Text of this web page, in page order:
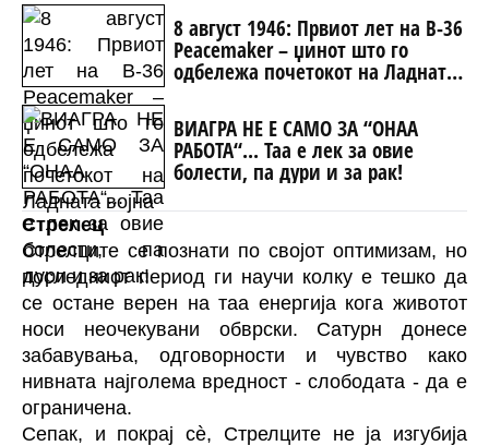
8 август 1946: Првиот лет на B-36
Peacemaker – џинот што го
одбележа почетокот на Ладната
ВИАГРА НЕ Е САМО ЗА “ОНАА
РАБОТА“... Таа е лек за овие
болести, па дури и за рак!
Стрелец
Стрелците се познати по својот оптимизам, но
последниот период ги научи колку е тешко да
се остане верен на таа енергија кога животот
носи неочекувани обврски. Сатурн донесе
забавувања, одговорности и чувство како
нивната најголема вредност - слободата - да е
ограничена.
Сепак, и покрај сè, Стрелците не ја изгубија